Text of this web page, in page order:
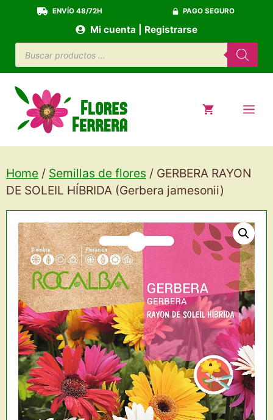
contenido
ENVÍO 48/72H PAGO SEGURO
Búsqueda
de
productos
Mi cuenta | Registrarse
Home / Semillas de flores / GERBERA RAYON
DE SOLEIL HÍBRIDA (Gerbera jamesonii)